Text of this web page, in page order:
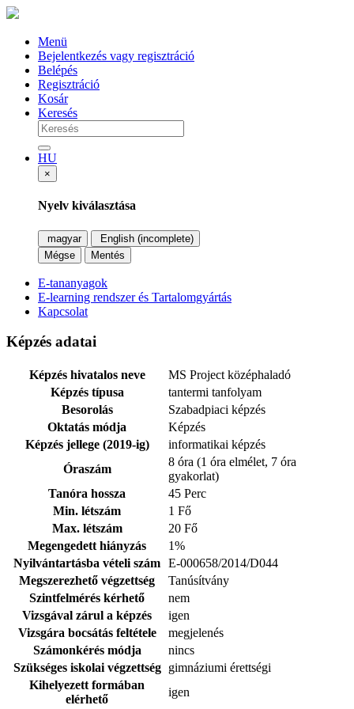
Menü
Bejelentkezés vagy regisztráció
Belépés
Regisztráció
Kosár
Keresés
HU
×
Nyelv kiválasztása
magyar
English (incomplete)
Mégse
Mentés
E-tananyagok
E-learning rendszer és Tartalomgyártás
Kapcsolat
Képzés adatai
Képzés hivatalos neve
MS Project középhaladó
Képzés típusa
tantermi tanfolyam
Besorolás
Szabadpiaci képzés
Oktatás módja
Képzés
Képzés jellege (2019-ig)
informatikai képzés
Óraszám
8 óra (1 óra elmélet, 7 óra
gyakorlat)
Tanóra hossza
45 Perc
Min. létszám
1 Fő
Max. létszám
20 Fő
Megengedett hiányzás
1%
Nyilvántartásba vételi szám E-000658/2014/D044
Megszerezhető végzettség
Tanúsítvány
Szintfelmérés kérhető
nem
Vizsgával zárul a képzés
igen
Vizsgára bocsátás feltétele
megjelenés
Számonkérés módja
nincs
Szükséges iskolai végzettség
gimnáziumi érettségi
Kihelyezett formában
elérhető
igen